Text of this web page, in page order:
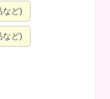
など)
など)